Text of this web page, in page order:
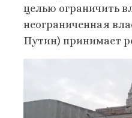
целью ограничить
неограниченная
Путин) принимает